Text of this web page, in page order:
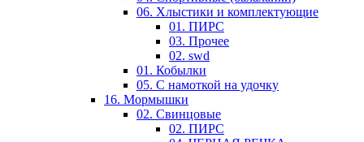
06. Хлыстики и комплектующие
01. ПИРС
03. Прочее
02. swd
01. Кобылки
05. С намоткой на удочку
16. Мормышки
02. Свинцовые
02. ПИРС